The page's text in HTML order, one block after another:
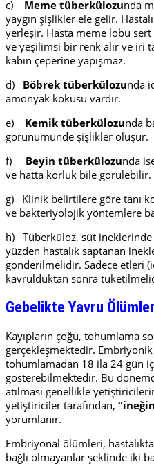
c) Meme tüberkülozunda
yaygın şişlikler ele gelir.
yerleşir. Hasta meme lobu sert
ve yeşilimsi bir renk alır ve iri
kabın çeperine yapışmaz.
d) Böbrek tüberkülozunda
amonyak kokusu vardır.
e) Kemik tüberkülozunda
görünümünde şişlikler oluşur.
f) Beyin tüberkülozunda
ve hatta körlük bile görülebilir.
g) Klinik belirtilere göre tanı
ve bakteriyolojik yöntemlere
h) Tüberküloz, süt ineklerinde
yüzden hastalık saptanan
gönderilmelidir. Sadece etleri
kavrulduktan sonra
Gebelikte Yavru
Kayıpların çoğu, tohumlama
gerçekleşmektedir.
tohumlamadan 18 ila 24 gün
gösterebilmektedir. Bu
atılması genellikle
yetiştiriciler tarafından,
yorumlanır.
Embriyonal ölümleri,
bağlı olmayanlar şeklinde iki